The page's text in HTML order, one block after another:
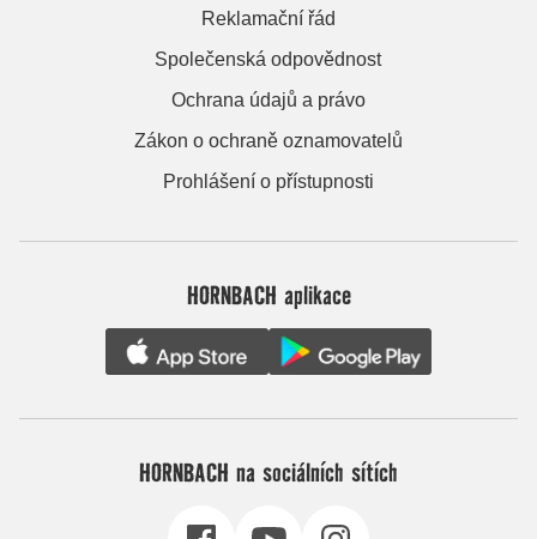
Reklamační řád
Společenská odpovědnost
Ochrana údajů a právo
Zákon o ochraně oznamovatelů
Prohlášení o přístupnosti
HORNBACH aplikace
HORNBACH na sociálních sítích